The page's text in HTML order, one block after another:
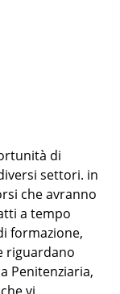
di
settori. in
che avranno
a tempo
formazione,
riguardano
Penitenziaria,